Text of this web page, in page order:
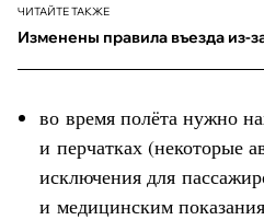
ЧИТАЙТЕ ТАКЖЕ
Изменены правила въезда из-
во время полёта нужно
и перчатках (некоторые
исключения для
и медицинским